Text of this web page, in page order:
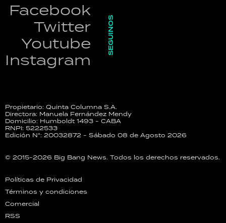
Facebook
Twitter
Youtube
Instagram
SEGUINOS
Propietario: Quinta Columna S.A.
Directora: Manuela Fernández Mendy
Domicilio: Humboldt 1493 - CABA
RNPI: 5222533
Edición N°: 20032872 - Sábado 08 de Agosto 2026
© 2015-2026 Big Bang News. Todos los derechos reservados.
Políticas de Privacidad
Términos y condiciones
Comercial
RSS